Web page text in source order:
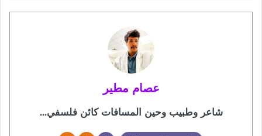
عصام مطير
شاعر وطبيب وحين المسافات كائن فلسفي...